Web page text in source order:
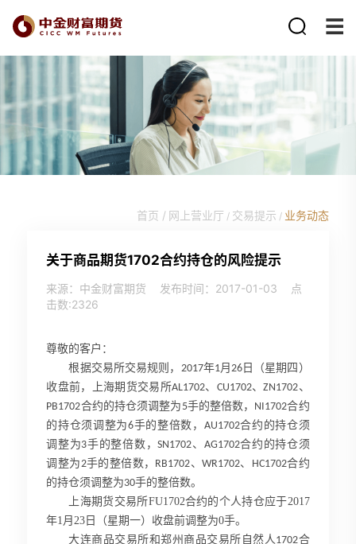
首页 / 网上营业厅 / 交易提示 / 业务动态
关于商品期货1702合约持仓的风险提示
来源：中金财富期货 发布时间：2017-01-03
点
击数:2326
尊敬的客户：
根据交易所交易规则， 2017年1月 26日（星期四）
收盘前，上海期货交易所AL1702、 CU1702、ZN1702、
PB1702合约的持仓须调整为 5手的整倍数， NI1702合约
的持仓须调整为6手的整倍数， AU1702合约的持仓须
调整为3手的整倍数，SN1702、 AG1702合约的持仓须
调整为2手的整倍数， RB1702、WR1702、 HC1702合约
的持仓须调整为30手的整倍数。
上海期货交易所FU1702合约的个人持仓应于2017
年1月23 日（星期一）收盘前调整为0手。
大连商品交易所和郑州商品交易所自然人1702合